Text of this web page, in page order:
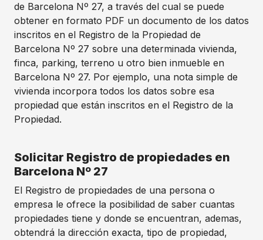
de Barcelona Nº 27, a través del cual se puede
obtener en formato PDF un documento de los datos
inscritos en el Registro de la Propiedad de
Barcelona Nº 27 sobre una determinada vivienda,
finca, parking, terreno u otro bien inmueble en
Barcelona Nº 27. Por ejemplo, una nota simple de
vivienda incorpora todos los datos sobre esa
propiedad que están inscritos en el Registro de la
Propiedad.
Solicitar Registro de propiedades en
Barcelona Nº 27
El Registro de propiedades de una persona o
empresa le ofrece la posibilidad de saber cuantas
propiedades tiene y donde se encuentran, ademas,
obtendrá la dirección exacta, tipo de propiedad,